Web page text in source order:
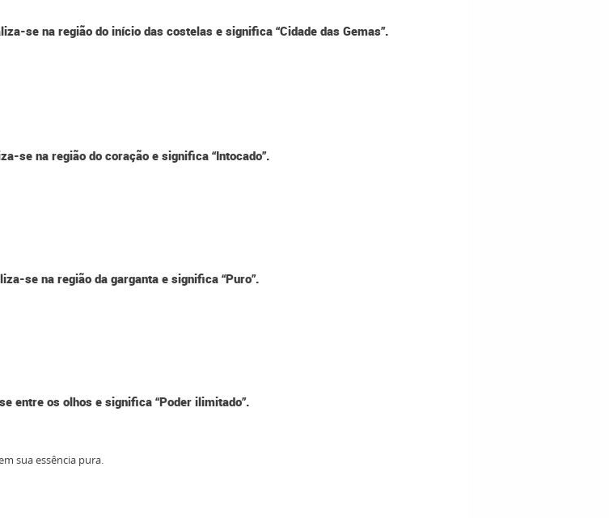
se na região do início das costelas e significa “Cidade das Gemas”.
se na região do coração e significa “Intocado”.
se na região da garganta e significa “Puro”.
entre os olhos e significa “Poder ilimitado”.
sua essência pura.